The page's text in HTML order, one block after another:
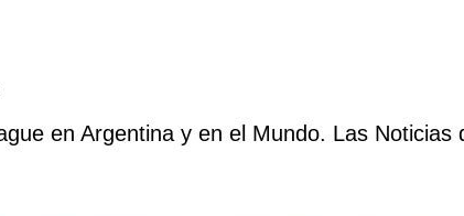
en Argentina y en el Mundo. Las